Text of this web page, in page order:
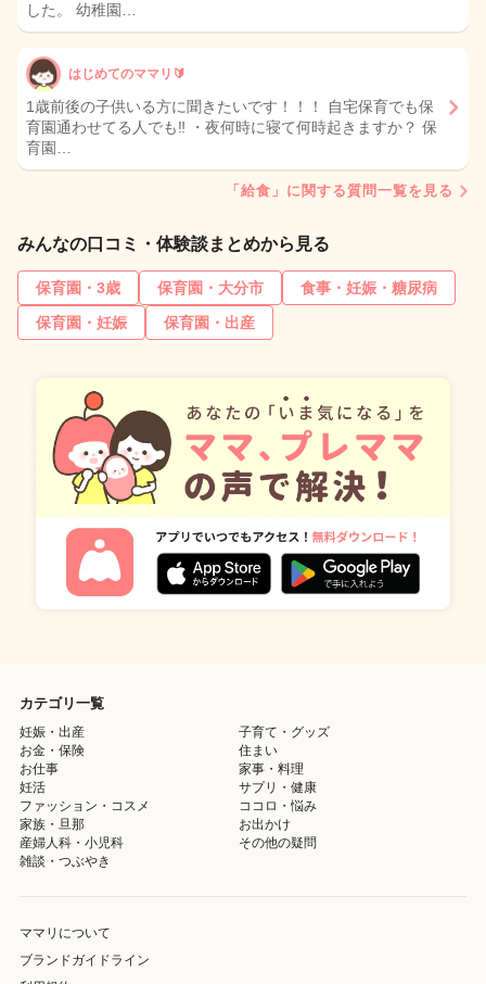
した。 幼稚園…
はじめてのママリ🔰
1歳前後の子供いる方に聞きたいです！！！ 自宅保育でも保
育園通わせてる人でも‼️ ・夜何時に寝て何時起きますか？ 保
育園…
「給食」に関する質問一覧を見る
みんなの口コミ・体験談まとめから見る
保育園・3歳 保育園・大分市
食事・妊娠・糖尿病
保育園・妊娠
保育園・出産
カテゴリ一覧
妊娠・出産
子育て・グッズ
お金・保険
住まい
お仕事
家事・料理
妊活
サプリ・健康
ファッション・コスメ
ココロ・悩み
家族・旦那
お出かけ
産婦人科・小児科
その他の疑問
雑談・つぶやき
ママリについて
ブランドガイドライン